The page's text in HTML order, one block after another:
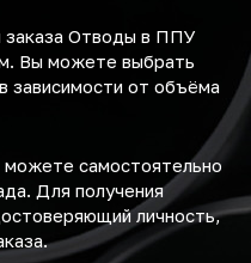
заказа Отводы в ППУ
Вы можете выбрать
зависимости от объёма
можете самостоятельно
Для получения
личность,